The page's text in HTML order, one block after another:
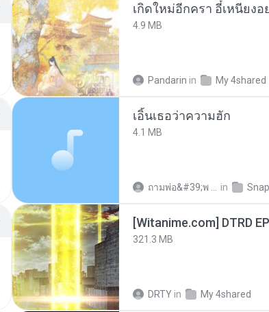
4.9 MB
Pandarin in My 4shared
เอิ้นเธอว่าความฮัก
4.1 MB
in
[Witanime.com] DTRD
321.3 MB
DRTY in My 4shared